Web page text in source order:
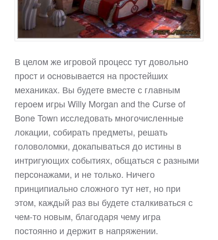
В целом же игровой процесс тут довольно
прост и основывается на простейших
механиках. Вы будете вместе с главным
героем игры Willy Morgan and the Curse of
Bone Town исследовать многочисленные
локации, собирать предметы, решать
головоломки, докапываться до истины в
интригующих событиях, общаться с разными
персонажами, и не только. Ничего
принципиально сложного тут нет, но при
этом, каждый раз вы будете сталкиваться с
чем-то новым, благодаря чему игра
постоянно и держит в напряжении.